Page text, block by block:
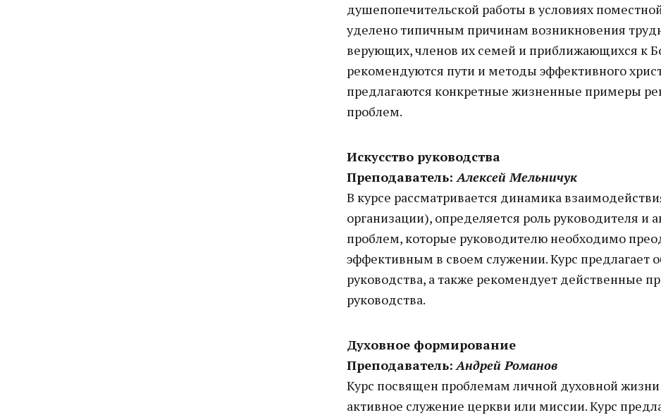
душепопечительской работы в условиях
уделено типичным причинам возникновения
верующих, членов их семей и приближающихся к
рекомендуются пути и методы эффективного
предлагаются конкретные жизненные примеры
проблем.
Искусство руководства
Преподаватель: Алексей Мельничук
В курсе рассматривается динамика
организации), определяется роль руководителя и
проблем, которые руководителю необходимо
эффективным в своем служении. Курс предлагает
руководства, а также рекомендует действенные
руководства.
Духовное формирование
Преподаватель: Андрей Романов
Курс посвящен проблемам личной духовной жизни
активное служение церкви или миссии. Курс